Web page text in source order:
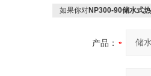
如果你对NP300-90储水式
产品：